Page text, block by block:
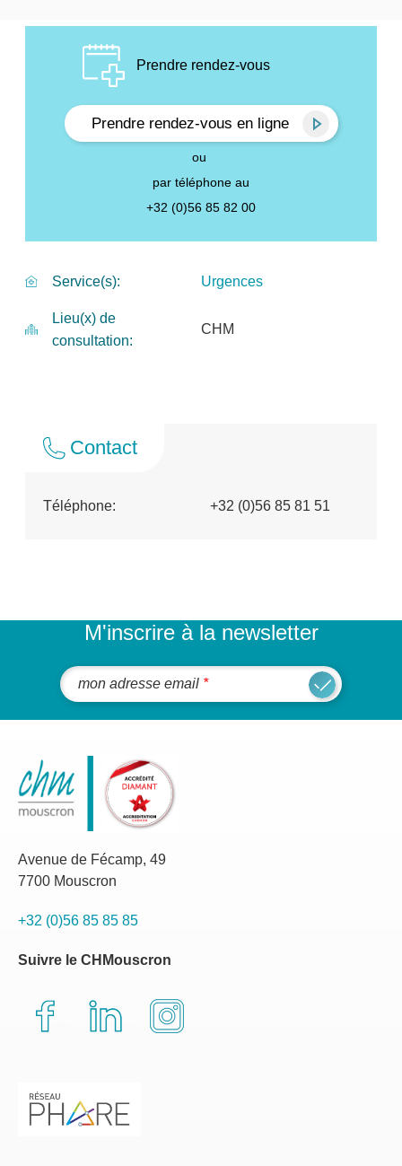
Prendre rendez-vous
Prendre rendez-vous en ligne
ou
par téléphone au
+32 (0)56 85 82 00
Service(s) Urgences
Lieu(x) de
consultation
CHM
Contact
Téléphone: +32 (0)56 85 81 51
M'inscrire à la newsletter
mon adresse email
Avenue de Fécamp, 49
7700 Mouscron
+32 (0)56 85 85 85
Suivre le CHMouscron